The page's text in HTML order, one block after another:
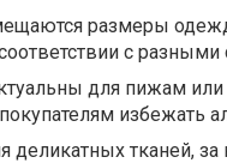
размеры
с разными
для пижам или
избежать
деликатных тканей,